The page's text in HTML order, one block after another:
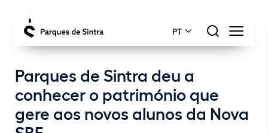
PT
Parques de Sintra deu a
conhecer o património que
gere aos novos alunos da Nova